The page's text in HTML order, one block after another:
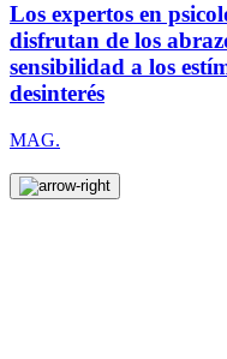
Los expertos en
disfrutan de los
sensibilidad a los
desinterés
MAG.